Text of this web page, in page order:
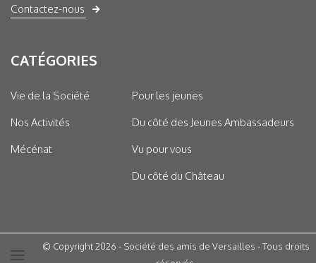
Contactez-nous
CATÉGORIES
Vie de la Société
Nos Activités
Mécénat
Pour les jeunes
Du côté des Jeunes Ambassadeurs
Vu pour vous
Du côté du Château
© Copyright 2026 - Société des amis de Versailles - Tous droits